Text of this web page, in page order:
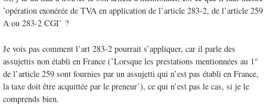
’opération exonérée de TVA en application de l’article 283-2, de l’article 259
A ou 283-2 CGI’ ?
Je vois pas comment l’art 283-2 pourrait s’appliquer, car il parle des
assujettis non établi en France (’Lorsque les prestations mentionnées au 1°
de l’article 259 sont fournies par un assujetti qui n’est pas établi en France,
la taxe doit être acquittée par le preneur’), ce qui n’est pas le cas, si je le
comprends bien.